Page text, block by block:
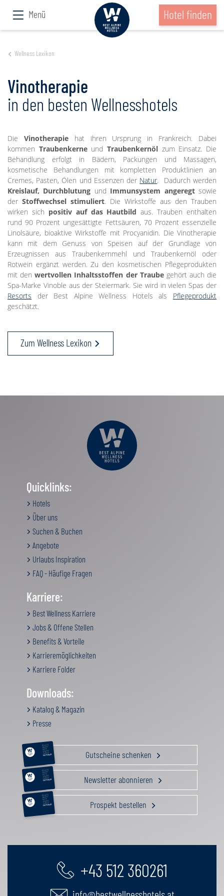
Menü Hotel finden
Wellness Lexikon
Vinotherapie
in den besten Wellnesshotels
Die Vinotherapiehat ihren Ursprung in Frankreich. Dabei
kommen TraubenkerneundTraubenkernöl zum Einsatz. Die
Behandlung erfolgt in Bädern, Packungen und Massagen,
kosmetische Behandlungen mit kompletten Produktlinien an
Cremes, Pasten, Ölen und Essenzen der Natur. Dadurch werden
Kreislauf, Durchblutung und Immunsystem angeregtsowie
der Stoffwechsel stimuliert. Die Wirkstoffe aus den Trauben
wirken sich positiv auf das Hautbild aus. Trauben enthalten
rund 90 Prozent ungesättigte Fettsäuren, 70 Prozent essenzielle
Linolsäure, bioaktive Wirkstoffe mit Procyanidin. Die Vinotherapie
kann mit dem Genuss von Speisen auf der Grundlage von
Erzeugnissen aus Traubenkernmehl und Traubenkernöl oder
Rotwein ergänzt werden. Zu den kosmetischen Pflegeprodukten
mit denwertvollen Inhaltsstoffen der Traubegehört auch die
Spa-Marke Vinoble aus der Steiermark. Sie wird in vielen Spas der
Resorts der Best Alpine Wellness Hotels als Pflegeprodukt
geschätzt.
Zum Wellness Lexikon
Quicklinks:
Hotels
Über uns
Suchen & Buchen
Angebote
Urlaubs Inspiration
FAQ - Häufige Fragen
Karriere:
Best Wellness Karriere
Jobs & Offene Stellen
Benefits & Vorteile
Karrieremöglichkeiten
Karriere Folder
Downloads:
Katalog & Magazin
Presse
RELAX &
BEAUTY
AKTIV
GENUSS
FAMILIE
GUTSCHEIN Gutscheine schenken
RELAX &
BEAUTY
AKTIV
GENUSS
FAMILIE
GUTSCHEIN Newsletter abonnieren
RELAX &
BEAUTY
AKTIV
GENUSS
FAMILIE
GUTSCHEIN Prospekt bestellen
+43 512 360261